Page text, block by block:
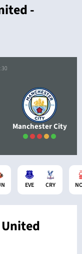
-
Manchester City
EVE CRY